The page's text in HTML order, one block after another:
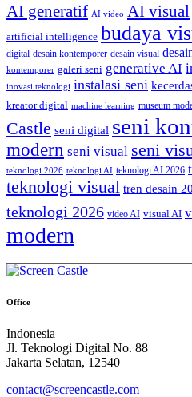
AI generatif AI video AI visual
artificial intelligence budaya
digital desain kontemporer desain visual
kontemporer galeri seni generative AI
inovasi teknologi instalasi seni
kreator digital machine learning museum
Castle seni digital seni
modern seni visual seni
teknologi 2026 teknologi AI teknologi AI 2026
teknologi visual tren desain
teknologi 2026 video AI visual AI
modern
Office
Indonesia —
Jl. Teknologi Digital No. 88
Jakarta Selatan, 12540
contact@screencastle.com